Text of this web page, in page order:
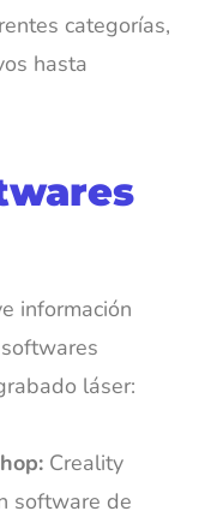
categorías,
hasta
información
láser:
Creality
software de